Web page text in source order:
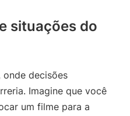
situações do
onde decisões
Imagine que você
um filme para a